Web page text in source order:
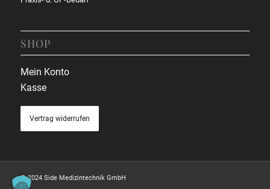
SHOP
Mein Konto
Kasse
Vertrag widerrufen
© 2024 Side Medizintechnik GmbH